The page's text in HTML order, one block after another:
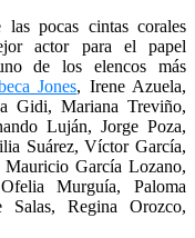
pocas cintas corales
actor para el papel
de los elencos más
Jones, Irene Azuela,
Gidi, Mariana Treviño,
Luján, Jorge Poza,
Suárez, Víctor García,
García Lozano,
Murguía, Paloma
Regina Orozco,